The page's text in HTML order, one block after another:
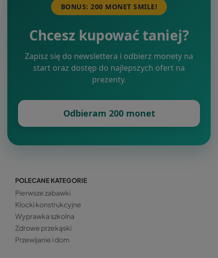
BONUS: 200 MONET SMILE!
Chcesz kupować taniej?
Zapisz się do newslettera i odbierz monety na
start oraz dostęp do najlepszych ofert na
prezenty.
Odbieram 200 monet
POLECANE KATEGORIE
Pierwsze zabawki
Klocki konstrukcyjne
Wyprawka szkolna
Zdrowe przekąski
Przewijanie i dom